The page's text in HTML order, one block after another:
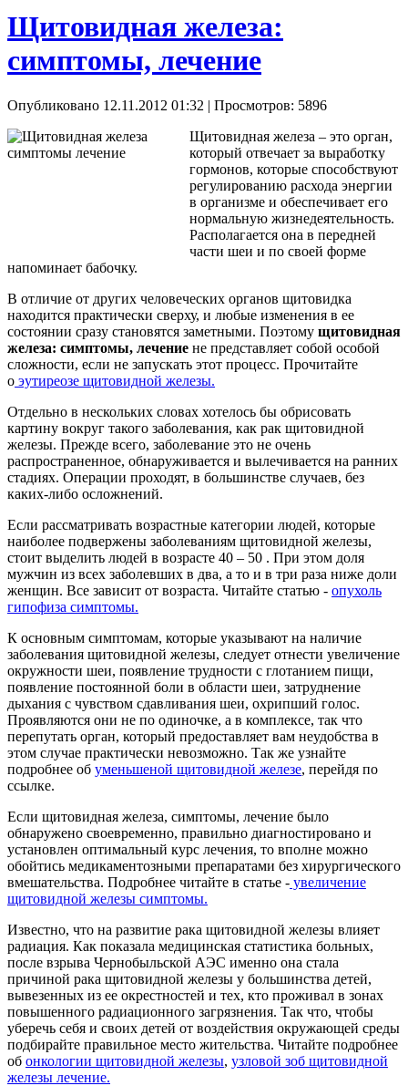
Щитовидная железа:
симптомы, лечение
Опубликовано 12.11.2012 01:32 | Просмотров: 5896
Щитовидная железа – это орган,
который отвечает за выработку
гормонов, которые способствуют
регулированию расхода энергии
в организме и обеспечивает его
нормальную жизнедеятельность.
Располагается она в передней
части шеи и по своей форме
напоминает бабочку.
В отличие от других человеческих органов щитовидка
находится практически сверху, и любые изменения в ее
состоянии сразу становятся заметными. Поэтому щитовидная
железа: симптомы, лечение не представляет собой особой
сложности, если не запускать этот процесс. Прочитайте
о эутиреозе щитовидной железы.
Отдельно в нескольких словах хотелось бы обрисовать
картину вокруг такого заболевания, как рак щитовидной
железы. Прежде всего, заболевание это не очень
распространенное, обнаруживается и вылечивается на ранних
стадиях. Операции проходят, в большинстве случаев, без
каких-либо осложнений.
Если рассматривать возрастные категории людей, которые
наиболее подвержены заболеваниям щитовидной железы,
стоит выделить людей в возрасте 40 – 50 . При этом доля
мужчин из всех заболевших в два, а то и в три раза ниже доли
женщин. Все зависит от возраста. Читайте статью - опухоль
гипофиза симптомы.
К основным симптомам, которые указывают на наличие
заболевания щитовидной железы, следует отнести увеличение
окружности шеи, появление трудности с глотанием пищи,
появление постоянной боли в области шеи, затруднение
дыхания с чувством сдавливания шеи, охрипший голос.
Проявляются они не по одиночке, а в комплексе, так что
перепутать орган, который предоставляет вам неудобства в
этом случае практически невозможно. Так же узнайте
подробнее об уменьшеной щитовидной железе, перейдя по
ссылке.
Если щитовидная железа, симптомы, лечение было
обнаружено своевременно, правильно диагностировано и
установлен оптимальный курс лечения, то вполне можно
обойтись медикаментозными препаратами без хирургического
вмешательства. Подробнее читайте в статье - увеличение
щитовидной железы симптомы.
Известно, что на развитие рака щитовидной железы влияет
радиация. Как показала медицинская статистика больных,
после взрыва Чернобыльской АЭС именно она стала
причиной рака щитовидной железы у большинства детей,
вывезенных из ее окрестностей и тех, кто проживал в зонах
повышенного радиационного загрязнения. Так что, чтобы
уберечь себя и своих детей от воздействия окружающей среды
подбирайте правильное место жительства. Читайте подробнее
об онкологии щитовидной железы, узловой зоб щитовидной
железы лечение.